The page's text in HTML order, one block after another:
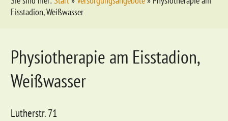
Eisstadion, Weißwasser
Physiotherapie am Eisstadion,
Weißwasser
Lutherstr. 71